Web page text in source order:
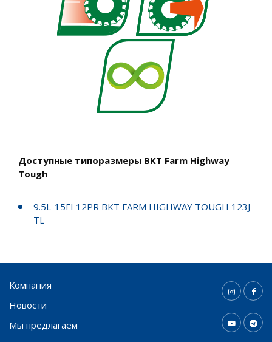
Доступные типоразмеры BKT Farm Highway
Tough
9.5L-15FI 12PR BKT FARM HIGHWAY TOUGH 123J
TL
Компания
Новости
Мы предлагаем